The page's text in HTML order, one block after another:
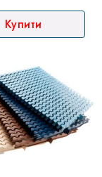
Купити